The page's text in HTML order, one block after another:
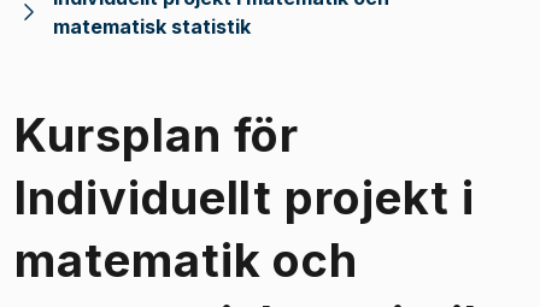
matematisk statistik
Kursplan för
Individuellt projekt i
matematik och